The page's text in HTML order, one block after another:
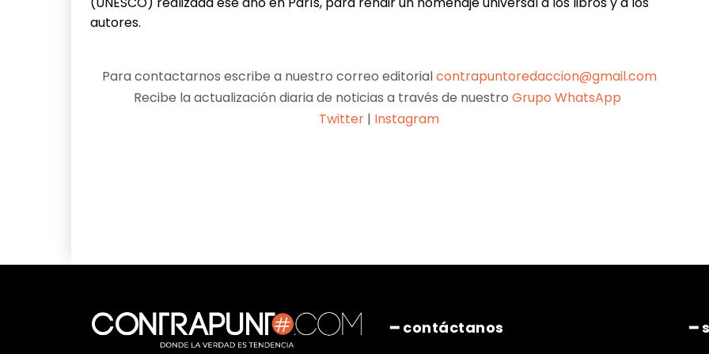
autores.
Para contactarnos escribe a nuestro correo editorialcontrapuntoredaccion@gmail.com
Recibe la actualización diaria de noticias a través de nuestroGrupo WhatsApp
Twitter | Instagram
━ contáctanos ━